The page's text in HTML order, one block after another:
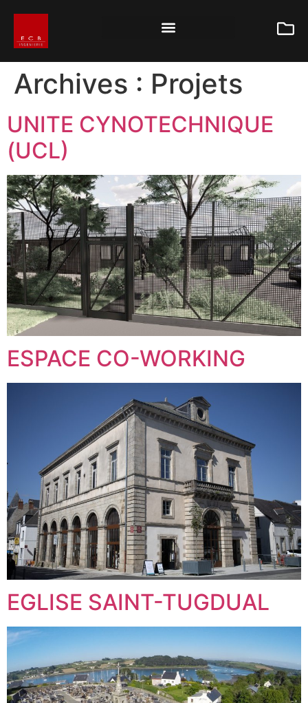
Archives : Projets
UNITE CYNOTECHNIQUE
(UCL)
ESPACE CO-WORKING
EGLISE SAINT-TUGDUAL